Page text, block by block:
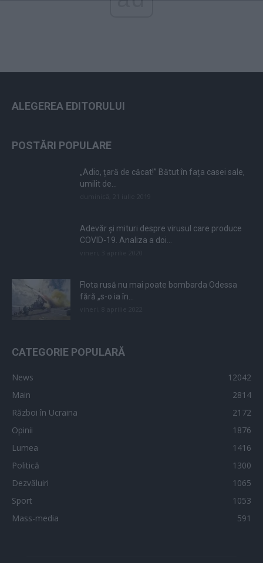
ALEGEREA EDITORULUI
POSTĂRI POPULARE
„Adio, țară de căcat!” Bătut în fața casei sale,
umilit de...
Adevăr și mituri despre virusul care produce
COVID-19. Analiza a doi...
Flota rusă nu mai poate bombarda Odessa
fără „s-o ia în...
CATEGORIE POPULARĂ
News
12042
Main
2814
Război în Ucraina
2172
Opinii
1876
Lumea
1416
Politică
1300
Dezvăluiri
1065
Sport
1053
Mass-media
591